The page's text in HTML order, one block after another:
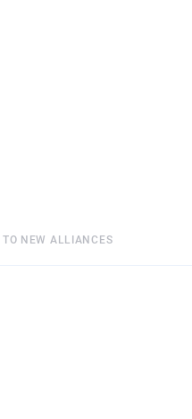
TO NEW ALLIANCES